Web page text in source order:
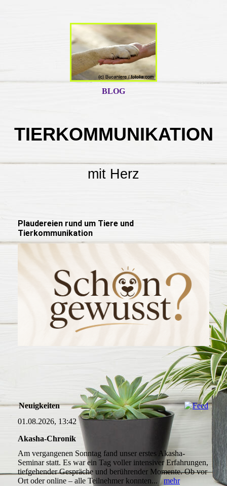
BLOG
TIERKOMMUNIKATION
mit Herz
Plaudereien rund um Tiere und
Tierkommunikation
Neuigkeiten
01.08.2026, 13:42
Akasha-Chronik
Am vergangenen Sonntag fand unser erstes Akasha-
Seminar statt. Es war ein Tag voller intensiver Erfahrungen,
tiefgehender Gespräche und berührender Momente. Ob vor
Ort oder online – alle Teilnehmer konnten...mehr